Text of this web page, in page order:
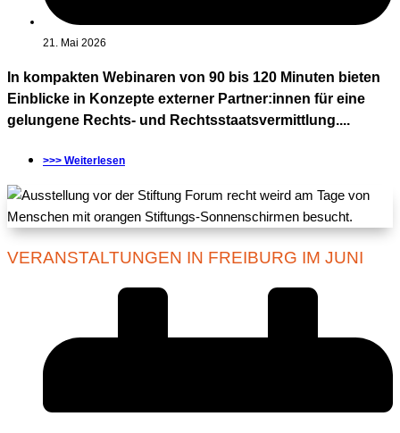
21. Mai 2026
In kompakten Webinaren von 90 bis 120 Minuten bieten
Einblicke in Konzepte externer Partner:innen für eine
gelungene Rechts- und Rechtsstaatsvermittlung....
>>> Weiterlesen
VERANSTALTUNGEN IN FREIBURG IM JUNI